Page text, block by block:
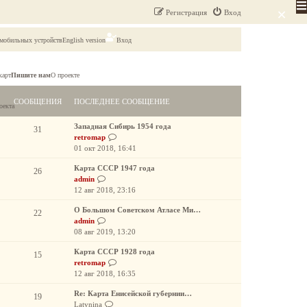
×
устройствEnglish version Вход
Пишите намО проекте
Вход
Регистрация
СООБЩЕНИЯ ПОСЛЕДНЕЕ СООБЩЕНИЕ
31
Западная Сибирь 1954 года
retromap
е
е
т
к
о
д
01 окт 2018, 16:41
26
Карта СССР 1947 года
admin
е
е
т
к
п
о
л
12 авг 2018, 23:16
22
О Большом Советском Атласе Ми…
admin
е
е
й
т
к
08 авг 2019, 13:20
15
Карта СССР 1928 года
retromap
е
е
12 авг 2018, 16:35
19
Re: Карта Енисейской губернии…
Latynina